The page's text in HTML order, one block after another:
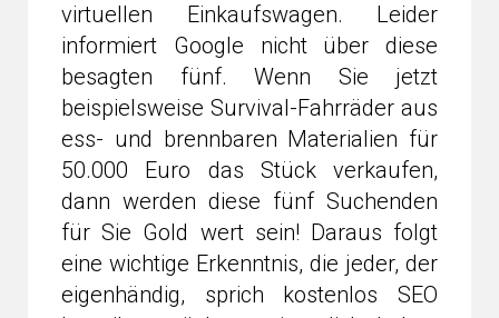
virtuellen Einkaufswagen. Leider
informiert Google nicht über diese
besagten fünf. Wenn Sie jetzt
beispielsweise Survival-Fahrräder aus
ess- und brennbaren Materialien für
50.000 Euro das Stück verkaufen,
dann werden diese fünf Suchenden
für Sie Gold wert sein! Daraus folgt
eine wichtige Erkenntnis, die jeder, der
eigenhändig, sprich kostenlos SEO